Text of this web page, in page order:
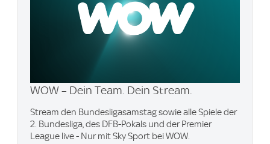
WOW – Dein Team. Dein Stream.
Stream den Bundesligasamstag sowie alle Spiele der
2. Bundesliga, des DFB-Pokals und der Premier
League live - Nur mit Sky Sport bei WOW.